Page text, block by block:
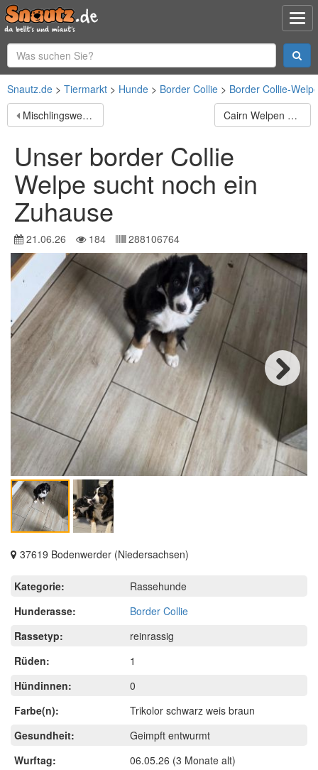
Snautz.de Tiermarkt Hunde Border Collie
Border Collie-
Mischlingswelpen suchen ein Zuhause.
Cairn Welpen suchen ein neues Zuhause
Unser border Collie
Welpe sucht noch ein
Zuhause
21.06.26 184 288106764
Next
37619 Bodenwerder (Niedersachsen)
Kategorie:
Rassehunde
Hunderasse:
Border Collie
Rassetyp:
reinrassig
Rüden:
1
Hündinnen:
0
Farbe(n):
Trikolor schwarz weis braun
Gesundheit:
Geimpft entwurmt
Wurftag:
06.05.26 (3 Monate alt)